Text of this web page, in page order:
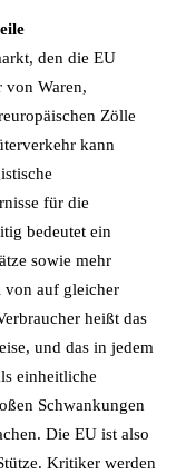
den die EU
von Waren,
Zölle
kann
für die
bedeutet ein
sowie mehr
von auf gleicher
heißt das
und das in jedem
einheitliche
Schwankungen
Die EU ist also
Kritiker werden